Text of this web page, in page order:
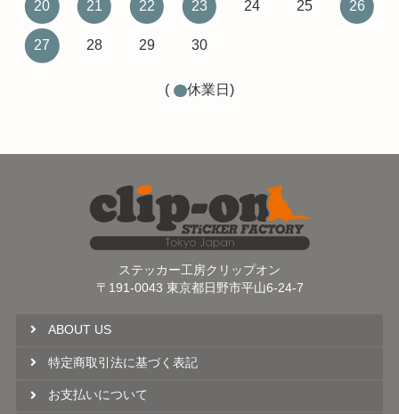
20 21 22 23 24 25 26
27 28 29 30
( 休業日)
ステッカー工房クリップオン
〒191-0043 東京都日野市平山6-24-7
ABOUT US
特定商取引法に基づく表記
お支払いについて